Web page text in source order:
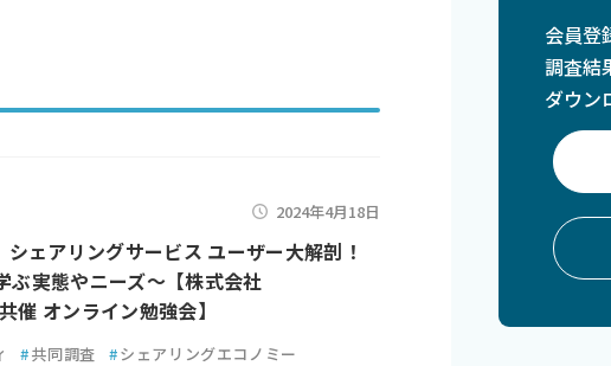
2024年4月18日
ェアリングサービス ユーザー大解剖！
ぶ実態やニーズ～【株式会社
オンライン勉強会】
#共同調査 #シェアリングエコノミー
会員登
調査結
ダウン